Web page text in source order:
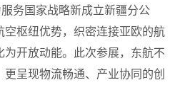
务国家战略新成立新疆分公
枢纽优势，织密连接亚欧的航
开放动能。此次参展，东航不
呈现物流畅通、产业协同的创